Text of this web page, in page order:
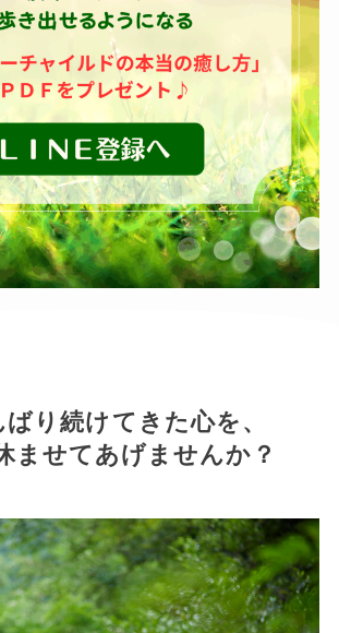
り続けてきた心を、
ませてあげませんか？